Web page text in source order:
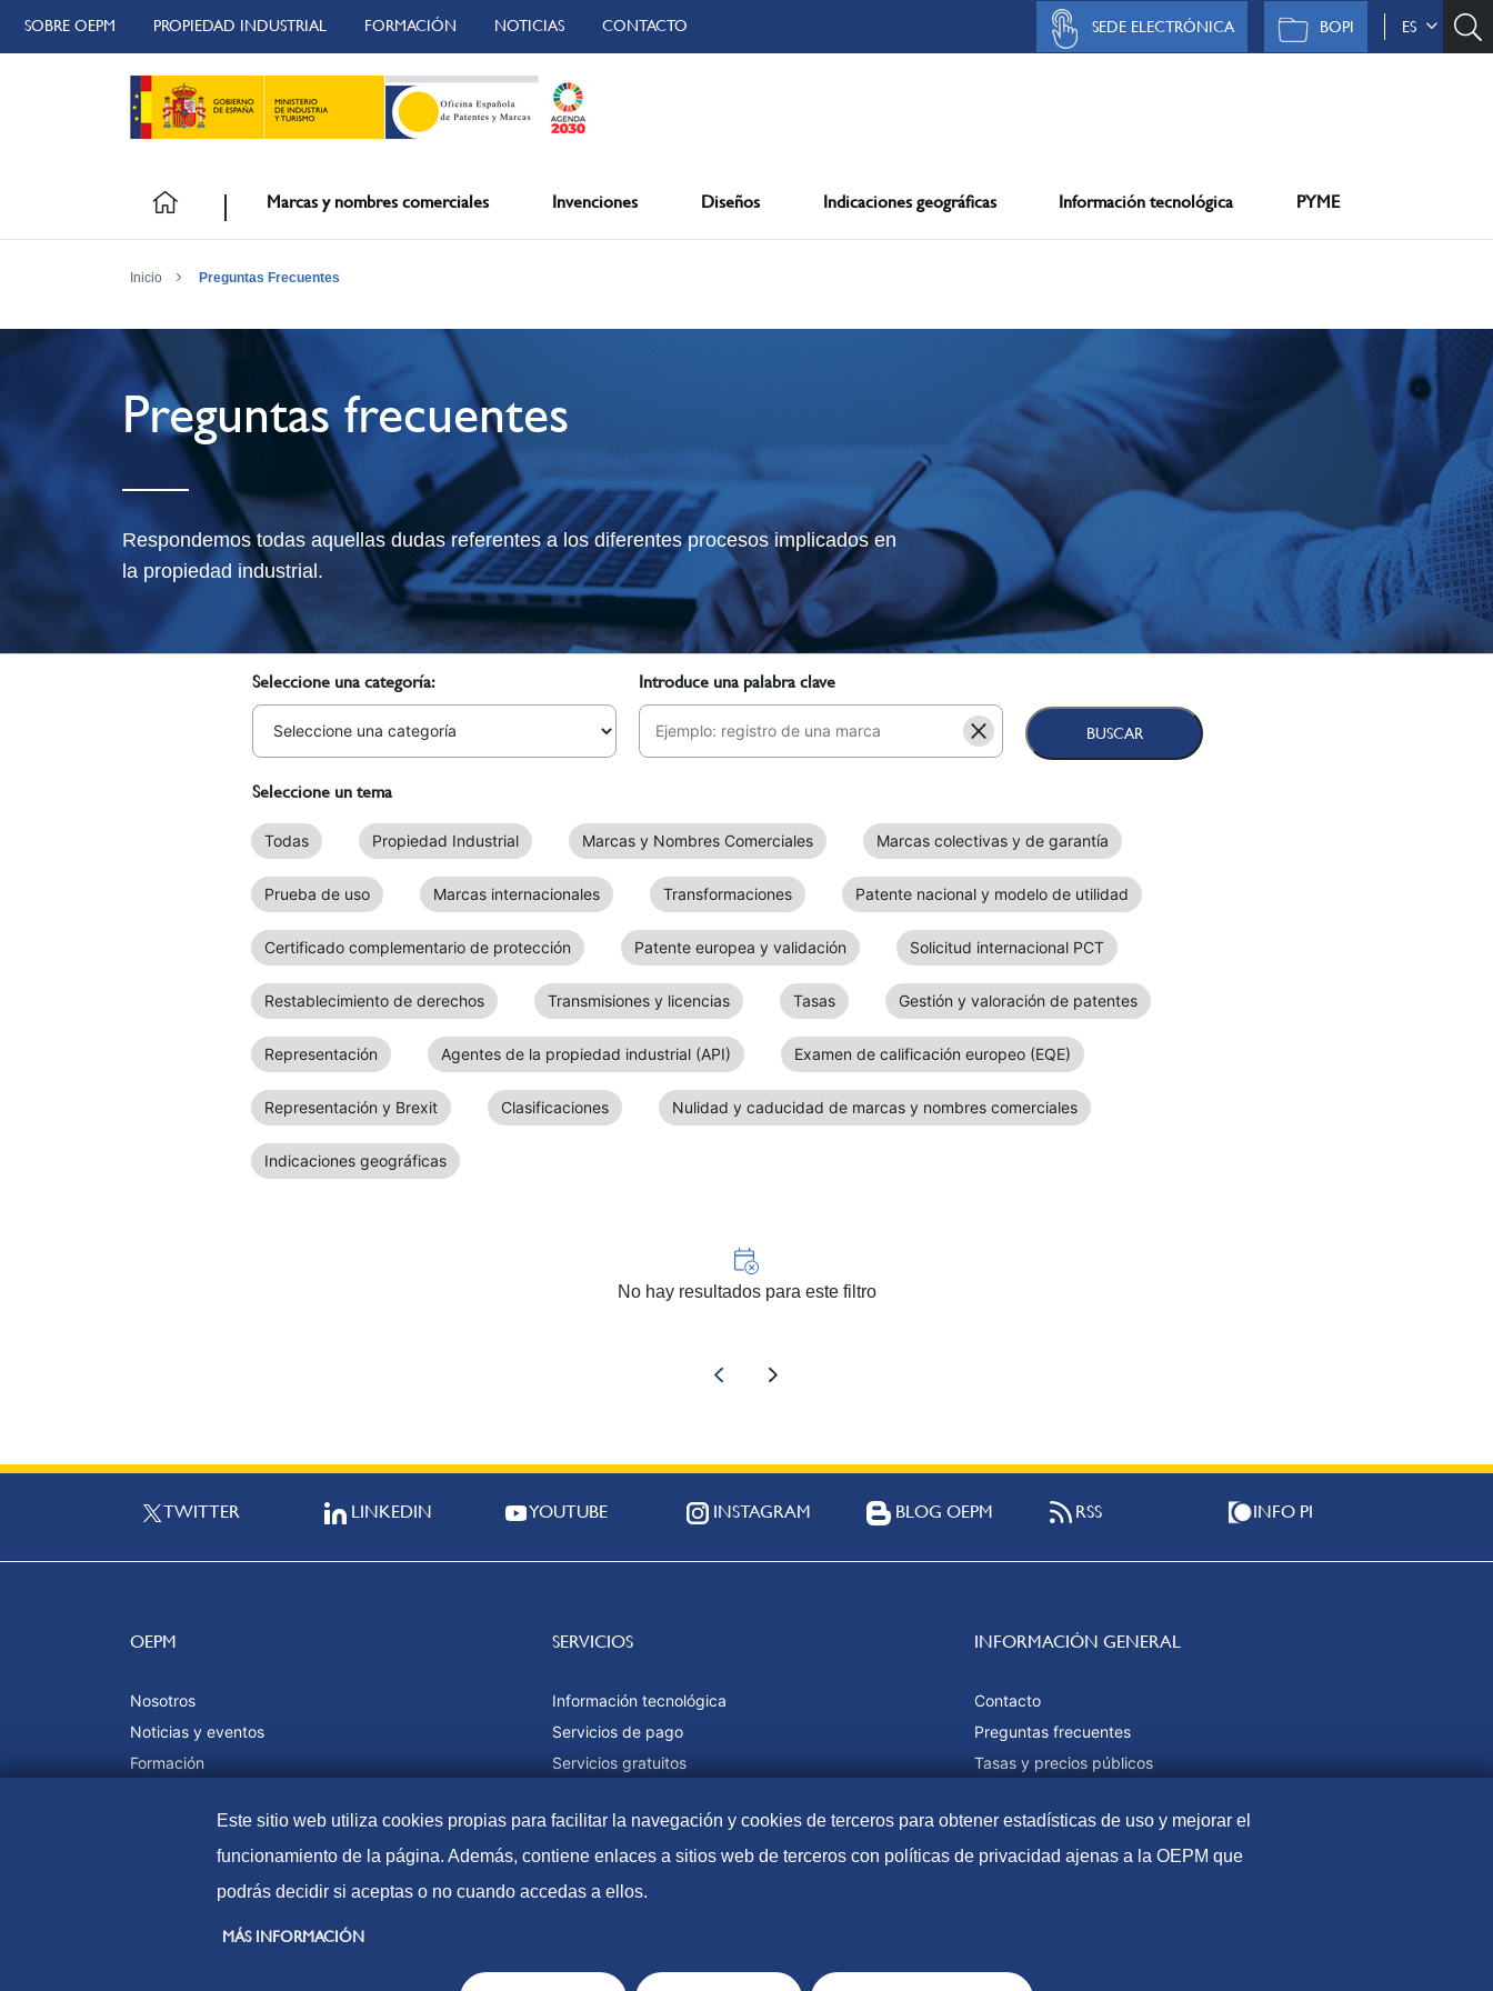
SOBRE OEPM PROPIEDAD INDUSTRIAL FORMACIÓN NOTICIAS CONTACTO ES
BOPI
SEDE ELECTRÓNICA
Marcas y nombres comerciales Invenciones Diseños Indicaciones geográficas Información tecnológica PYME
Inicio Preguntas Frecuentes
Preguntas frecuentes
Respondemos todas aquellas dudas referentes a los diferentes procesos implicados en
la propiedad industrial.
Seleccione una categoría: Introduce una palabra clave
Seleccione un tema
Todas Propiedad Industrial Marcas y Nombres Comerciales Marcas colectivas y de garantía
Prueba de uso Marcas internacionales Transformaciones Patente nacional y modelo de utilidad
Certificado complementario de protección Patente europea y validación Solicitud internacional PCT
Restablecimiento de derechos Transmisiones y licencias Tasas Gestión y valoración de patentes
Representación Agentes de la propiedad industrial (API) Examen de calificación europeo (EQE)
Representación y Brexit Clasificaciones Nulidad y caducidad de marcas y nombres comerciales
Indicaciones geográficas
No hay resultados para este filtro
TWITTER LINKEDIN YOUTUBE INSTAGRAM BLOG OEPM RSS INFO PI
OEPM
Nosotros
Noticias y eventos
Formación
SERVICIOS
Información tecnológica
Servicios de pago
Servicios gratuitos
INFORMACIÓN GENERAL
Contacto
Preguntas frecuentes
Tasas y precios públicos
Mapa web
Este sitio web utiliza cookies propias para facilitar la navegación y cookies de terceros para obtener estadísticas de uso y mejorar el
funcionamiento de la página. Además, contiene enlaces a sitios web de terceros con políticas de privacidad ajenas a la OEPM que
podrás decidir si aceptas o no cuando accedas a ellos.
MÁS INFORMACIÓN